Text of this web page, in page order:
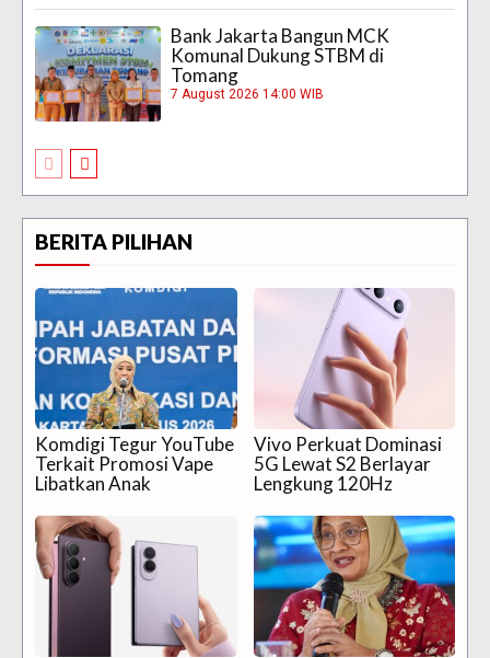
Bank Jakarta Bangun MCK
Komunal Dukung STBM di
Tomang
7 August 2026 14:00 WIB
BERITA PILIHAN
Komdigi Tegur YouTube
Terkait Promosi Vape
Libatkan Anak
Vivo Perkuat Dominasi
5G Lewat S2 Berlayar
Lengkung 120Hz